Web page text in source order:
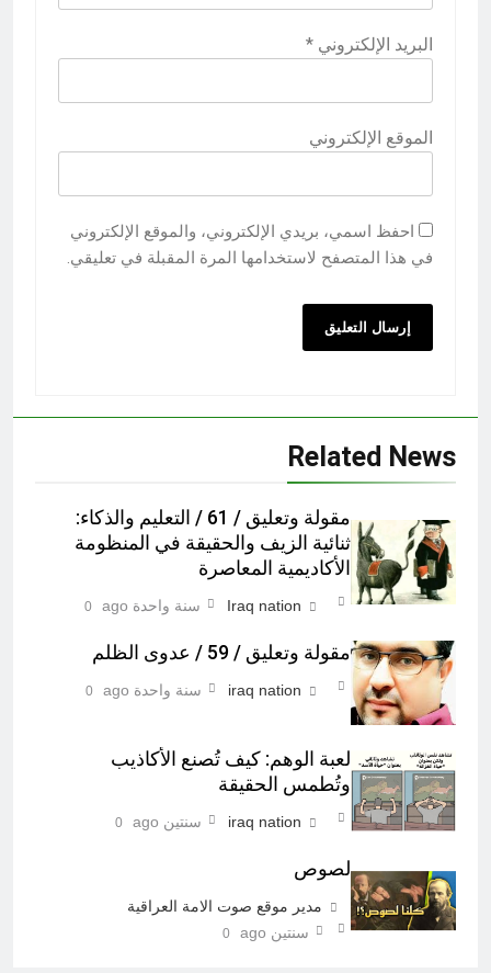
البريد الإلكتروني *
الموقع الإلكتروني
احفظ اسمي، بريدي الإلكتروني، والموقع الإلكتروني
في هذا المتصفح لاستخدامها المرة المقبلة في تعليقي.
Related News
مقولة وتعليق / 61 / التعليم والذكاء:
ثنائية الزيف والحقيقة في المنظومة
الأكاديمية المعاصرة
Iraq nation سنة واحدة ago 0
مقولة وتعليق / 59 / عدوى الظلم
iraq nation سنة واحدة ago 0
لعبة الوهم: كيف تُصنع الأكاذيب
وتُطمس الحقيقة
iraq nation سنتين ago 0
لصوص
مدير موقع صوت الامة العراقية
سنتين ago
0